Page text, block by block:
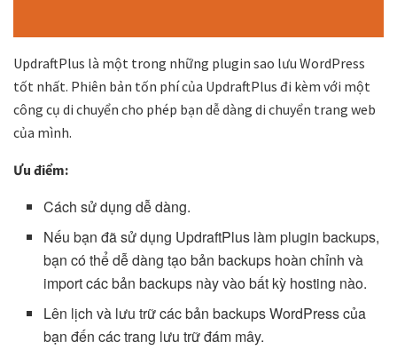
UpdraftPlus là một trong những plugin sao lưu WordPress
tốt nhất. Phiên bản tốn phí của UpdraftPlus đi kèm với một
công cụ di chuyển cho phép bạn dễ dàng di chuyển trang web
của mình.
Ưu điểm:
Cách sử dụng dễ dàng.
Nếu bạn đã sử dụng UpdraftPlus làm plugin backups,
bạn có thể dễ dàng tạo bản backups hoàn chỉnh và
import các bản backups này vào bất kỳ hosting nào.
Lên lịch và lưu trữ các bản backups WordPress của
bạn đến các trang lưu trữ đám mây.